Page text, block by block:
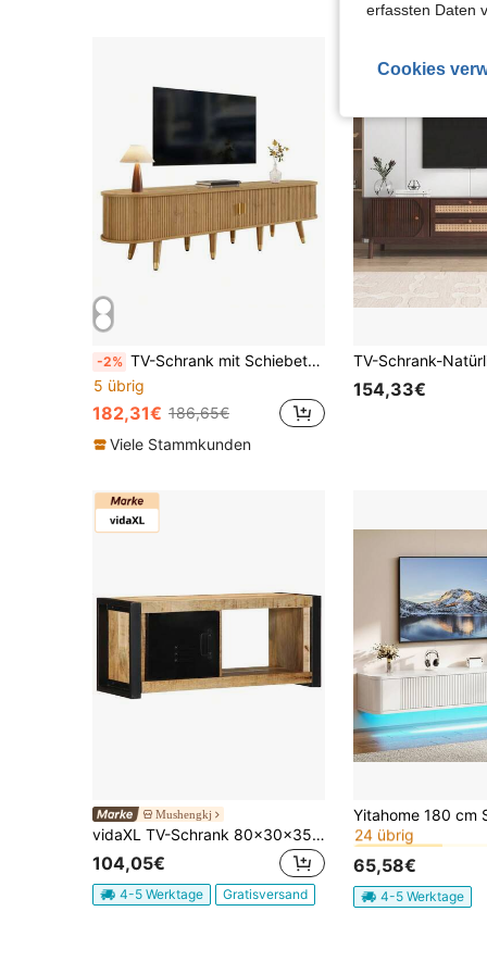
-2% TV-Schrank mit Schiebetüren, TV-Möbel, TV-Ständer, niedrigerer Fernsehschrank, TV-Halterung. Einzigartiges Design.
5 übrig
182,31€ 186,65€
Viele Stammkunden
154,33€
Mushengkj
vidaXL TV-Schrank 80x30x35 cm Raues Massivholz Mango
104,05€
4-5 Werktage Gratisversand
24 übrig
#1 Bestseller
24 übrig
#1 Bestseller
24 übrig
#1 Bestseller
24 übrig
65,58€
4-5 Werktage
erfassten Daten
Cookies